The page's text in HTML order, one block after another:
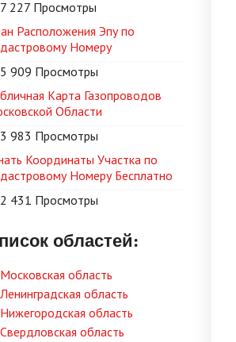
227 Просмотры
Расположения Эпу по
Номеру
909 Просмотры
Карта Газопроводов
Области
983 Просмотры
Координаты Участка по
Номеру Бесплатно
431 Просмотры
областей:
Московская область
Ленинградская область
Нижегородская область
Свердловская область